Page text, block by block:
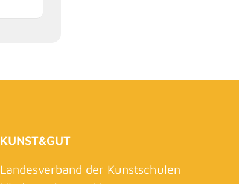
KUNST&GUT
Landesverband der Kunstschulen